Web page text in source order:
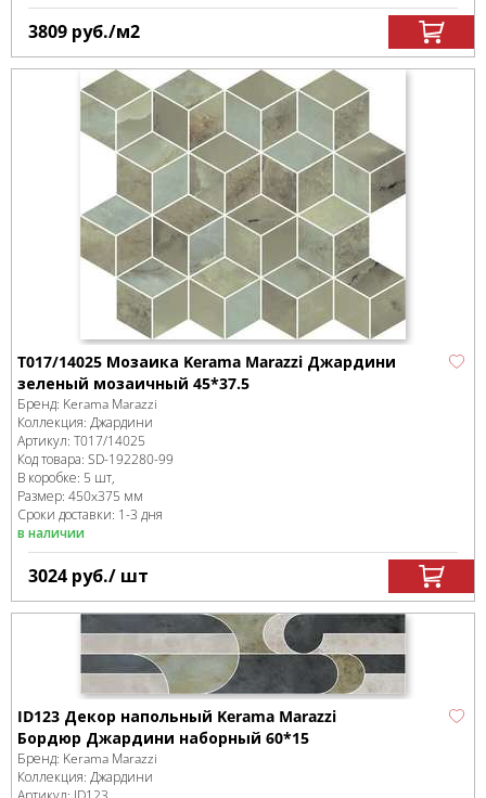
3809 руб./м2
T017/14025 Мозаика Kerama Marazzi Джардини
зеленый мозаичный 45*37.5
Бренд: Kerama Marazzi
Коллекция: Джардини
Артикул: T017/14025
Код товара: SD-192280-99
В коробке: 5 шт,
Размер: 450x375 мм
Сроки доставки: 1-3 дня
в наличии
3024 руб./ шт
ID123 Декор напольный Kerama Marazzi
Бордюр Джардини наборный 60*15
Бренд: Kerama Marazzi
Коллекция: Джардини